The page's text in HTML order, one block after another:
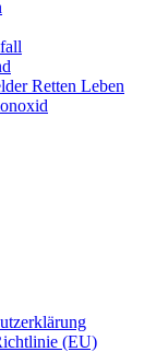
Retten Leben
(EU)